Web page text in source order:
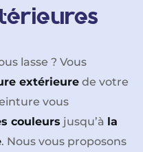
lasse ? Vous
extérieure de votre
vous
couleurs jusqu’à la
. Nous vous proposons